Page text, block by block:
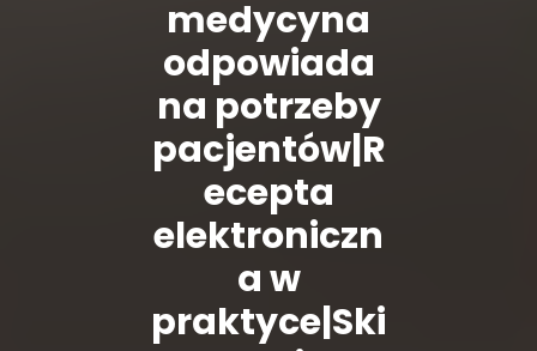
medycyna
odpowiada
na potrzeby
pacjentów|R
ecepta
elektroniczn
a w
praktyce|Ski